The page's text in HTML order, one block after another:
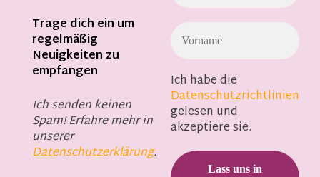
Trage dich ein um
regelmäßig
Neuigkeiten zu
empfangen
Ich senden keinen
Spam! Erfahre mehr in
unserer
Datenschutzerklärung.
Ich habe die
Datenschutzrichtlinien
gelesen und
akzeptiere sie.